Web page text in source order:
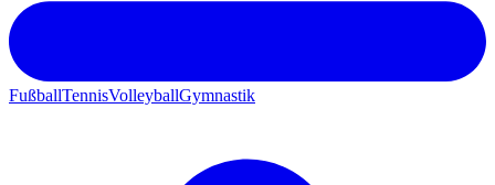
FußballTennisVolleyballGymnastik